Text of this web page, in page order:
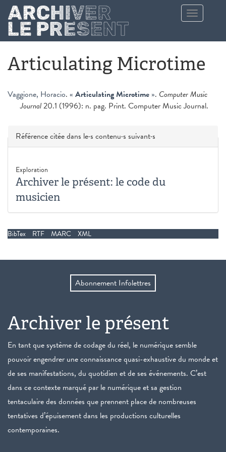
Aller au contenu principal
Toggle
navigation
Articulating Microtime
Vaggione, Horacio. « Articulating Microtime ». Computer Music
Journal20.1 (1996): n. pag. Print. Computer Music Journal.
Masquer
Référence citée dans le·s contenu·s suivant·s
Exploration
Archiver le présent: le code du
musicien
BibTex RTF MARC XML
Abonnement Infolettres
Archiver le présent
En tant que système de codage du réel, le numérique semble
pouvoir engendrer une connaissance quasi-exhaustive du monde et
de ses manifestations, du quotidien et de ses événements. C’est
dans ce contexte marqué par le numérique et sa gestion
tentaculaire des données que prennent place de nombreuses
tentatives d’épuisement dans les productions culturelles
contemporaines.